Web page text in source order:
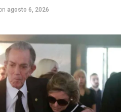
agosto 6, 2026